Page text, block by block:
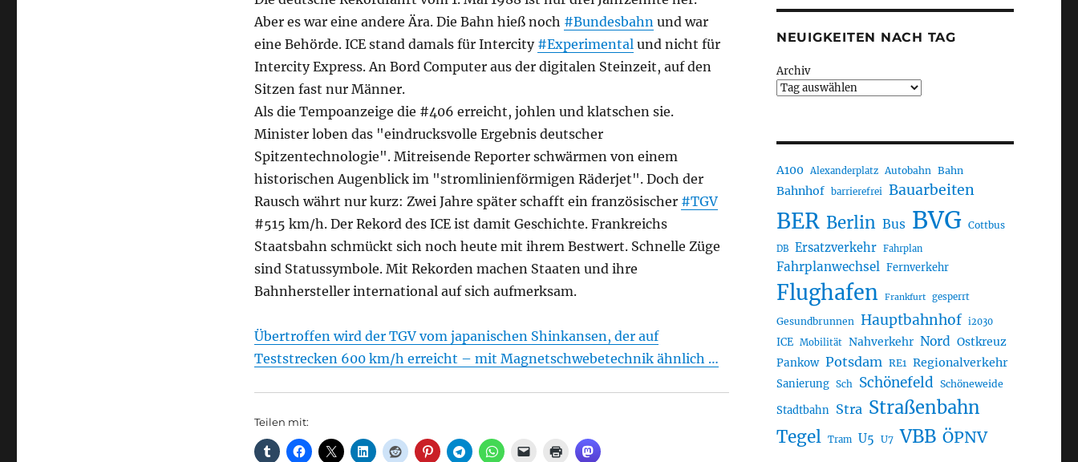
Aber es war eine andere Ära. Die Bahn hieß noch #Bundesbahnund war
eine Behörde. ICE stand damals für Intercity #Experimentalund nicht für
Intercity Express. An Bord Computer aus der digitalen Steinzeit, auf den
Sitzen fast nur Männer.
Als die Tempoanzeige die #406 erreicht, johlen und klatschen sie.
Minister loben das "eindrucksvolle Ergebnis deutscher
Spitzentechnologie". Mitreisende Reporter schwärmen von einem
historischen Augenblick im "stromlinienförmigen Räderjet". Doch der
Rausch währt nur kurz: Zwei Jahre später schafft ein französischer #TGV
#515 km/h. Der Rekord des ICE ist damit Geschichte. Frankreichs
Staatsbahn schmückt sich noch heute mit ihrem Bestwert. Schnelle Züge
sind Statussymbole. Mit Rekorden machen Staaten und ihre
Bahnhersteller international auf sich aufmerksam.
Übertroffen wird der TGV vom japanischen Shinkansen, der auf
Teststrecken 600 km/h erreicht – mit Magnetschwebetechnik ähnlich …
Teilen mit:
NEUIGKEITEN NACH TAG
Archiv
A100 Alexanderplatz Autobahn Bahn
Bahnhof barrierefrei Bauarbeiten
BER Berlin Bus BVG Cottbus
DB Ersatzverkehr Fahrplan
Fahrplanwechsel Fernverkehr
Flughafen Frankfurt gesperrt
Gesundbrunnen Hauptbahnhof i2030
ICE Mobilität Nahverkehr Nord Ostkreuz
Pankow Potsdam RE1 Regionalverkehr
Sanierung Sch Schönefeld Schöneweide
Stadtbahn Stra Straßenbahn
Tegel Tram U5 U7 VBB ÖPNV